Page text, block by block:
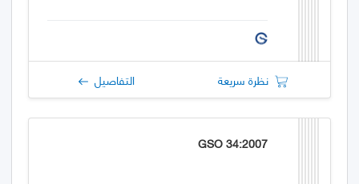
نظرة سريعة التفاصيل
GSO 34:2007